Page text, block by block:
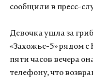
сообщили в пресс-
Девочка ушла за
«Захожье-5» рядом
пяти часов вечера
телефону, что